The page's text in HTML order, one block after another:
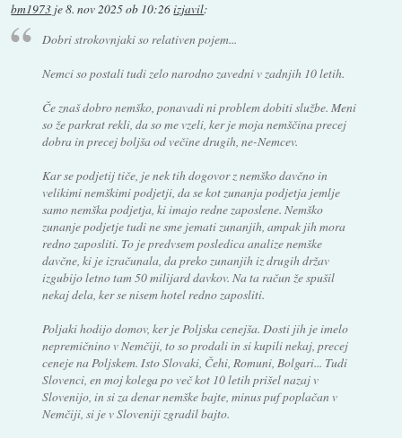
bm1973 je8. nov 2025 ob 10:26izjavil:
Dobri strokovnjaki so relativen pojem...
Nemci so postali tudi zelo narodno zavedni v zadnjih 10 letih.
Če znaš dobro nemško, ponavadi ni problem dobiti službe. Meni
so že parkrat rekli, da so me vzeli, ker je moja nemščina precej
dobra in precej boljša od večine drugih, ne-Nemcev.
Kar se podjetij tiče, je nek tih dogovor z nemško davčno in
velikimi nemškimi podjetji, da se kot zunanja podjetja jemlje
samo nemška podjetja, ki imajo redne zaposlene. Nemško
zunanje podjetje tudi ne sme jemati zunanjih, ampak jih mora
redno zaposliti. To je predvsem posledica analize nemške
davčne, ki je izračunala, da preko zunanjih iz drugih držav
izgubijo letno tam 50 milijard davkov. Na ta račun že spušil
nekaj dela, ker se nisem hotel redno zaposliti.
Poljaki hodijo domov, ker je Poljska cenejša. Dosti jih je imelo
nepremičnino v Nemčiji, to so prodali in si kupili nekaj, precej
ceneje na Poljskem. Isto Slovaki, Čehi, Romuni, Bolgari... Tudi
Slovenci, en moj kolega po več kot 10 letih prišel nazaj v
Slovenijo, in si za denar nemške bajte, minus puf poplačan v
Nemčiji, si je v Sloveniji zgradil bajto.